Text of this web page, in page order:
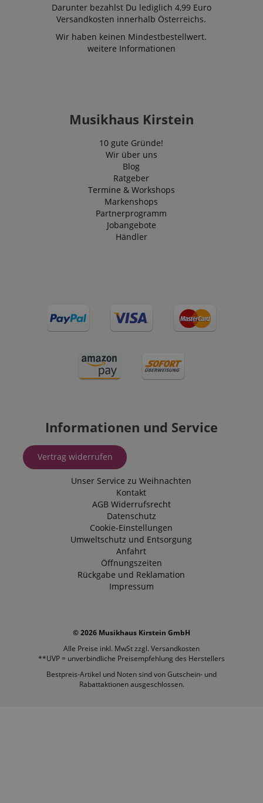
Darunter bezahlst Du lediglich 4,99 Euro
Versandkosten innerhalb Österreichs.
Wir haben keinen Mindestbestellwert.
weitere Informationen
Musikhaus Kirstein
10 gute Gründe!
Wir über uns
Blog
Ratgeber
Termine & Workshops
Markenshops
Partnerprogramm
Jobangebote
Händler
Informationen und Service
Vertrag widerrufen
Unser Service zu Weihnachten
Kontakt
AGB Widerrufsrecht
Datenschutz
Cookie-Einstellungen
Umweltschutz und Entsorgung
Anfahrt
Öffnungszeiten
Rückgabe und Reklamation
Impressum
© 2026 Musikhaus Kirstein GmbH
Alle Preise inkl. MwSt zzgl. Versandkosten
**UVP = unverbindliche Preisempfehlung des Herstellers
Bestpreis-Artikel und Noten sind von Gutschein- und
Rabattaktionen ausgeschlossen.